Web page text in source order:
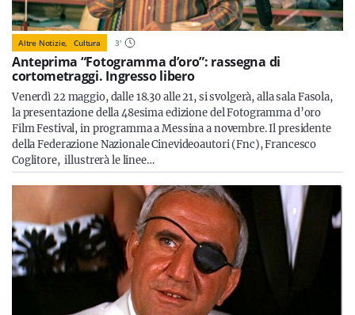
Altre Notizie, Cultura 3'
Anteprima “Fotogramma d’oro”: rassegna di
cortometraggi. Ingresso libero
Venerdì 22 maggio, dalle 18.30 alle 21, si svolgerà, alla sala Fasola,
la presentazione della 48esima edizione del Fotogramma d’oro
Film Festival, in programma a Messina a novembre. Il presidente
della Federazione Nazionale Cinevideoautori (Fnc), Francesco
Coglitore, illustrerà le linee…